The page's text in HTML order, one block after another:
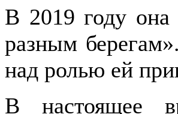
В 2019 году она
разным
над ролью ей
В настоящее